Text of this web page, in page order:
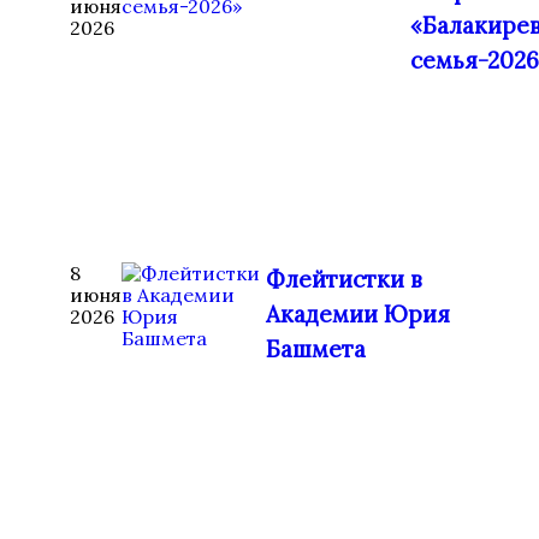
июня
2026
семья-
8
июня
2026
Флейтистки в
Академии Юрия
Башмета